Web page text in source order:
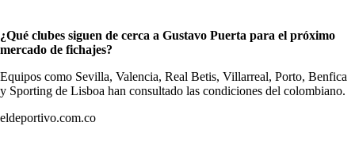
¿Qué clubes siguen de cerca a Gustavo Puerta para el próximo
mercado de fichajes?
Equipos como Sevilla, Valencia, Real Betis, Villarreal, Porto, Benfica
y Sporting de Lisboa han consultado las condiciones del colombiano.
eldeportivo.com.co